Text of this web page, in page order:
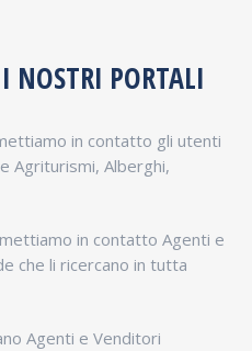
I NOSTRI PORTALI
in contatto gli utenti
Agriturismi, Alberghi,
in contatto Agenti e
che li ricercano in tutta
Agenti e Venditori